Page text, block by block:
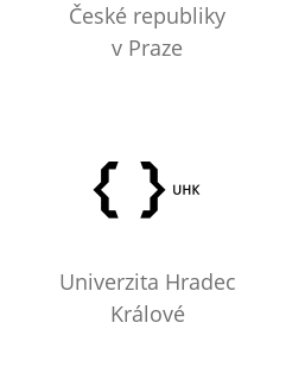
České republiky
v Praze
Univerzita Hradec
Králové